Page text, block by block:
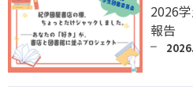
2026
報告